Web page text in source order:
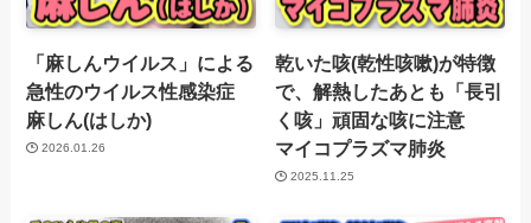
「麻しんウイルス」による
急性のウイルス性感染症
麻しん(はしか)
2026.01.26
乾いた咳(乾性咳嗽)が特徴
で、解熱したあとも「長引
く咳」頑固な咳に注意
マイコプラズマ肺炎
2025.11.25